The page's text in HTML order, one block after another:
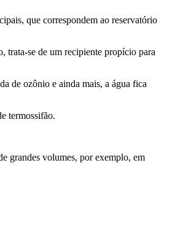
que correspondem ao reservatório
trata-se de um recipiente propício para
de ozônio e ainda mais, a água fica
termossifão.
grandes volumes, por exemplo, em